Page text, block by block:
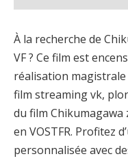
À la recherche de
VF ? Ce film est
réalisation
film streaming vk,
du film
en VOSTFR. Profitez
personnalisée avec